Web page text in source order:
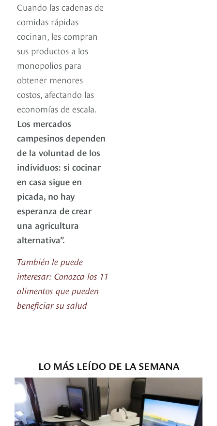
Cuando las cadenas de
comidas rápidas
cocinan, les compran
sus productos a los
monopolios para
obtener menores
costos, afectando las
economías de escala.
Los mercados
campesinos dependen
de la voluntad de los
individuos: si cocinar
en casa sigue en
picada, no hay
esperanza de crear
una agricultura
alternativa”.
También le puede
interesar: Conozca los 11
alimentos que pueden
beneficiar su salud
LO MÁS LEÍDO DE LA SEMANA